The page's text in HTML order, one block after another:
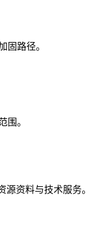
固路径。
围。
源资料与技术服务。